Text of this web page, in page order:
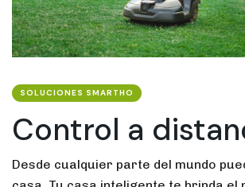
SOLUCIONES SMARTHO
Control a
Desde cualquier parte del mundo